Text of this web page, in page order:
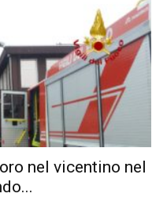
nel vicentino nel